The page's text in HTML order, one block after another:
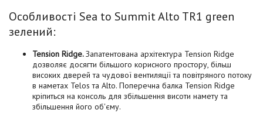
Особливості Sea to Summit Alto TR1 green
зелений:
Tension Ridge.Запатентована архітектура Tension Ridge
дозволяє досягти більшого корисного простору, більш
високих дверей та чудової вентиляції та повітряного потоку
в наметах Telos та Alto. Поперечна балка Tension Ridge
кріпиться на консоль для збільшення висоти намету та
збільшення його об'єму.